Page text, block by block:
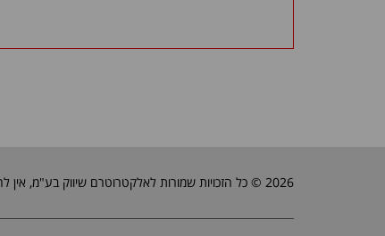
2026 © כל הזכויות שמורות לאלקטרוטרם שיווק בע"מ, אין להעתיק, לשכפל טקסטים, תמונות וכל חומר אחר באתר זה ללא אישור בעלי החברה.